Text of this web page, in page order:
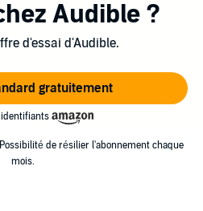
Audible ?
d'essai d'Audible.
gratuitement
identifiants
de résilier l'abonnement chaque
mois.